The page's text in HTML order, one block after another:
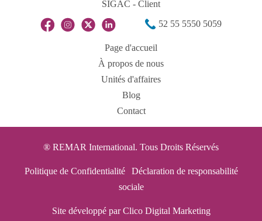
SIGAC - Client
52 55 5550 5059
Page d'accueil
À propos de nous
Unités d'affaires
Blog
Contact
® REMAR International. Tous Droits Réservés
Politique de Confidentialité
Déclaration de responsabilité
sociale
Site développé par Clico Digital Marketing